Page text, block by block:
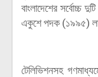
বাংলাদেশের সর্বোচ্চ
একুশে পদক (১৯৯৫)
টেলিভিশনসহ